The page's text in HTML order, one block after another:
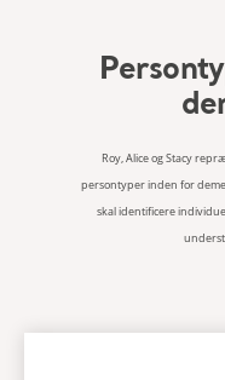
Roy, Alice og Stacy
persontyper inden for
skal identificere